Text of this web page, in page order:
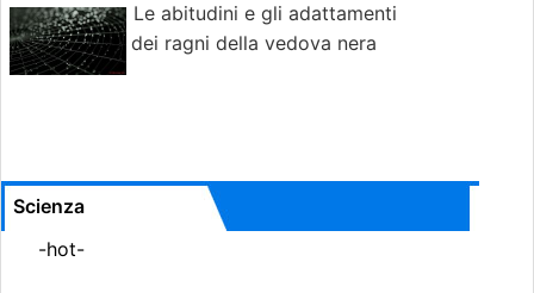
Le abitudini e gli adattamenti
dei ragni della vedova nera
Scienza
-hot-